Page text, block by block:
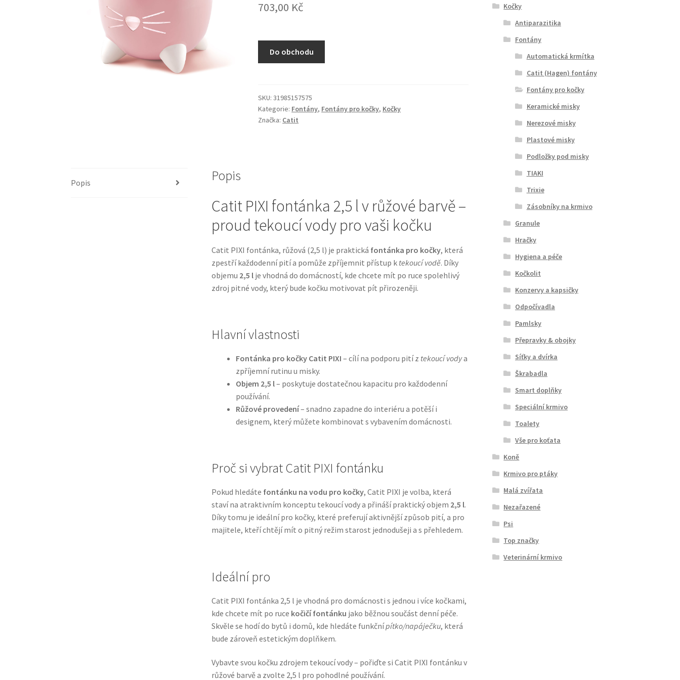
703,00 Kč
Do obchodu
SKU:31985157575
Kategorie: Fontány, Fontány pro kočky, Kočky
Značka: Catit
Popis Popis
Catit PIXI fontánka 2,5 l v růžové barvě –
proud tekoucí vody pro vaši kočku
Catit PIXI fontánka, růžová (2,5 l) je praktická fontánka pro kočky, která
zpestří každodenní pití a pomůže zpříjemnit přístup k tekoucí vodě. Díky
objemu 2,5 lje vhodná do domácností, kde chcete mít po ruce spolehlivý
zdroj pitné vody, který bude kočku motivovat pít přirozeněji.
Hlavní vlastnosti
Fontánka pro kočky Catit PIXI – cílí na podporu pití z tekoucí vodya
zpříjemní rutinu u misky.
Objem 2,5 l– poskytuje dostatečnou kapacitu pro každodenní
používání.
Růžové provedení– snadno zapadne do interiéru a potěší i
designem, který můžete kombinovat s vybavením domácnosti.
Proč si vybrat Catit PIXI fontánku
Pokud hledáte fontánku na vodu pro kočky, Catit PIXI je volba, která
staví na atraktivním konceptu tekoucí vody a přináší praktický objem 2,5 l.
Díky tomu je ideální pro kočky, které preferují aktivnější způsob pití, a pro
majitele, kteří chtějí mít o pitný režim starost jednodušeji a s přehledem.
Ideální pro
Catit PIXI fontánka 2,5 l je vhodná pro domácnosti s jednou i více kočkami,
kde chcete mít po ruce kočičí fontánku jako běžnou součást denní péče.
Skvěle se hodí do bytů i domů, kde hledáte funkčnípítko/napáječku, která
bude zároveň estetickým doplňkem.
Vybavte svou kočku zdrojem tekoucí vody – pořiďte si Catit PIXI fontánku v
růžové barvě a zvolte 2,5 l pro pohodlné používání.
Kočky
Antiparazitika
Fontány
Automatická krmítka
Catit (Hagen) fontány
Fontány pro kočky
Keramické misky
Nerezové misky
Plastové misky
Podložky pod misky
TIAKI
Trixie
Zásobníky na krmivo
Granule
Hračky
Hygiena a péče
Kočkolit
Konzervy a kapsičky
Odpočívadla
Pamlsky
Přepravky & obojky
Síťky a dvírka
Škrabadla
Smart doplňky
Speciální krmivo
Toalety
Vše pro koťata
Koně
Krmivo pro ptáky
Malá zvířata
Nezařazené
Psi
Top značky
Veterinární krmivo